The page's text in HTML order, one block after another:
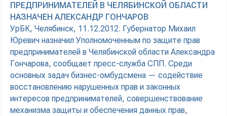
ПРЕДПРИНИМАТЕЛЕЙ В ЧЕЛЯБИНСКОЙ ОБЛАСТИ
НАЗНАЧЕН АЛЕКСАНДР ГОНЧАРОВ
УрБК, Челябинск, 11.12.2012. Губернатор Михаил
Юревич назначил Уполномоченным по защите прав
предпринимателей в Челябинской области Александра
Гончарова, сообщает пресс-служба СПП. Среди
основных задач бизнес-омбудсмена — содействие
восстановлению нарушенных прав и законных
интересов предпринимателей, совершенствование
механизма защиты и обеспечения данных прав,